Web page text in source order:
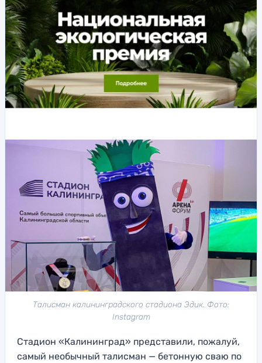
Талисман калининградского стадиона Эдик. Фото:
Instagram
Стадион «Калининград» представили, пожалуй,
самый необычный талисман — бетонную сваю по